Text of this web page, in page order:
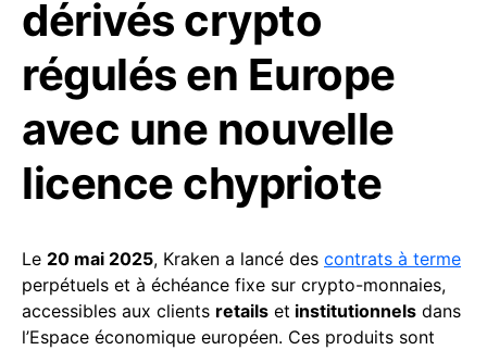
dérivés crypto
régulés en Europe
avec une nouvelle
licence chypriote
Le 20 mai 2025, Kraken a lancé des contrats à terme
perpétuels et à échéance fixe sur crypto-monnaies,
accessibles aux clients retails et institutionnels dans
l’Espace économique européen. Ces produits sont